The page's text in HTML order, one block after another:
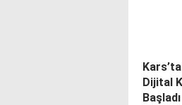
Dijital
Başladı